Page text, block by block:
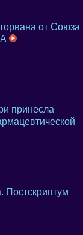
от Союза
принесла
Постскриптум